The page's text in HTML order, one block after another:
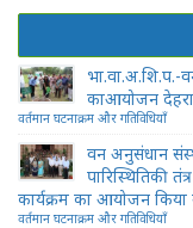
भा.वा.अ.शि.प.-
काआयोजन
वर्तमान घटनाक्रम और गतिविधियाँ
वन अनुसंधान
पारिस्थितिकी
कार्यक्रम का आयोजन किया
वर्तमान घटनाक्रम और गतिविधियाँ